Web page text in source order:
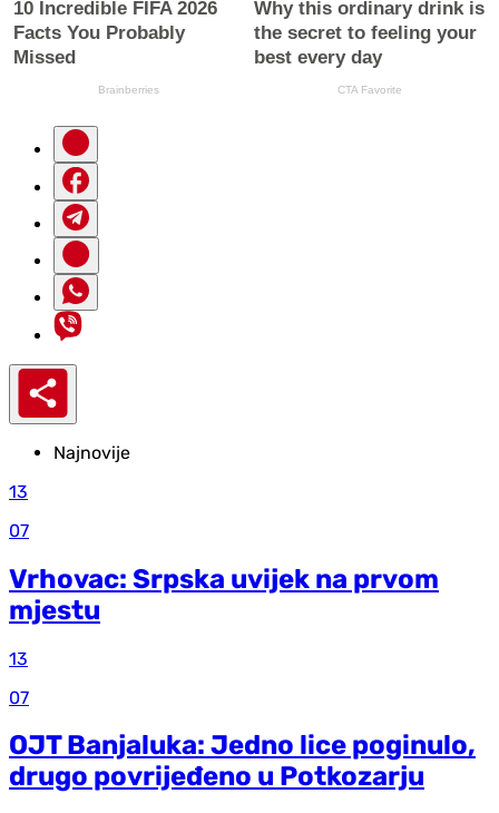
Najnovije
13
07
Vrhovac: Srpska uvijek na prvom
mjestu
13
07
OJT Banjaluka: Jedno lice poginulo,
drugo povrijeđeno u Potkozarju